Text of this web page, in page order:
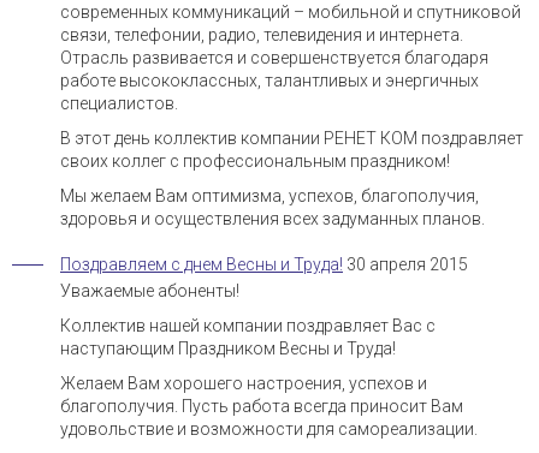
современных коммуникаций – мобильной и спутниковой
связи, телефонии, радио, телевидения и интернета.
Отрасль развивается и совершенствуется благодаря
работе высококлассных, талантливых и энергичных
специалистов.
В этот день коллектив компании РЕНЕТ КОМ поздравляет
своих коллег с профессиональным праздником!
Мы желаем Вам оптимизма, успехов, благополучия,
здоровья и осуществления всех задуманных планов.
Поздравляем с днем Весны и Труда! 30 апреля 2015
Уважаемые абоненты!
Коллектив нашей компании поздравляет Вас с
наступающим Праздником Весны и Труда!
Желаем Вам хорошего настроения, успехов и
благополучия. Пусть работа всегда приносит Вам
удовольствие и возможности для самореализации.